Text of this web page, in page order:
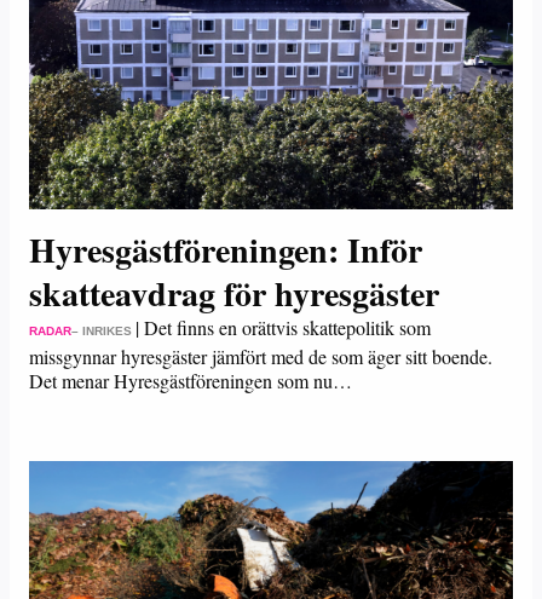
Hyresgästföreningen: Inför
skatteavdrag för hyresgäster
RADAR– INRIKES |Det finns en orättvis skattepolitik som
missgynnar hyresgäster jämfört med de som äger sitt boende.
Det menar Hyresgästföreningen som nu…